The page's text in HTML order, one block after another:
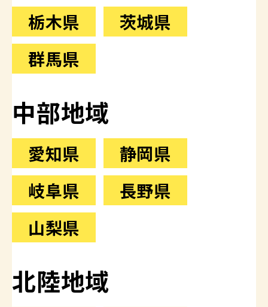
栃木県
茨城県
群馬県
中部地域
愛知県
静岡県
岐阜県
長野県
山梨県
北陸地域